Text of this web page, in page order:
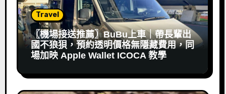
Travel
〖機場接送推薦〗BuBu上車｜帶長輩出
國不狼狽，預約透明價格無隱藏費用，同
場加映 Apple Wallet ICOCA 教學